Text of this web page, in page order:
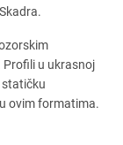
u ukrasnoj
statičku
ovim formatima.